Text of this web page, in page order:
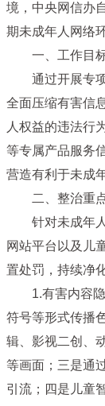
境，中央网信办
期未成年人网络
一、工作目
通过开展专
全面压缩有害信
人权益的违法行
等专属产品服务
营造有利于未成
二、整治重
针对未成年
网站平台以及儿
置处罚，持续净
1.有害内容
符号等形式传播
辑、影视二创、
等画面；三是通
引流；四是儿童